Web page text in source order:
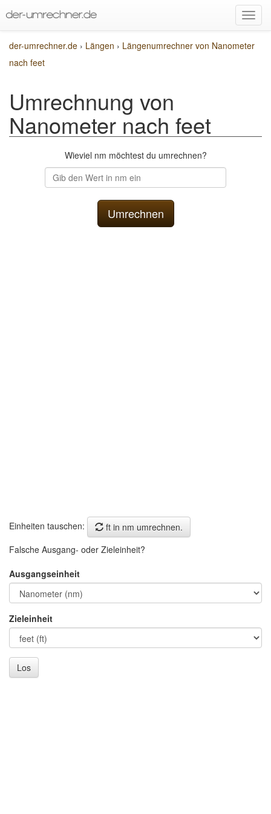
der-umrechner.de › Längen › Längenumrechner von Nanometer
nach feet
Umrechnung von
Nanometer nach feet
Wieviel nm möchtest du umrechnen?
Einheiten tauschen:
ft in nm umrechnen.
Falsche Ausgang- oder Zieleinheit?
Ausgangseinheit
Zieleinheit
Los